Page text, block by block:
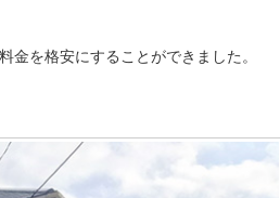
金を格安にすることができました。